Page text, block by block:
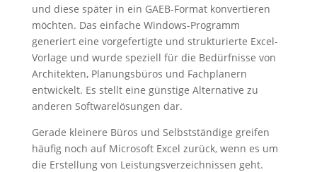
und diese später in ein GAEB-Format konvertieren
möchten. Das einfache Windows-Programm
generiert eine vorgefertigte und strukturierte Excel-
Vorlage und wurde speziell für die Bedürfnisse von
Architekten, Planungsbüros und Fachplanern
entwickelt. Es stellt eine günstige Alternative zu
anderen Softwarelösungen dar.
Gerade kleinere Büros und Selbstständige greifen
häufig noch auf Microsoft Excel zurück, wenn es um
die Erstellung von Leistungsverzeichnissen geht.